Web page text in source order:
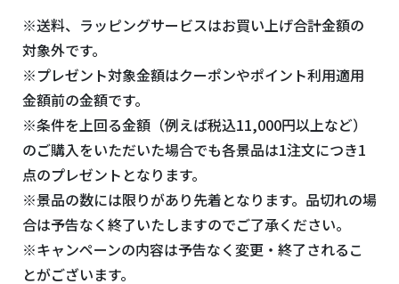
※送料、ラッピングサービスはお買い上げ合計金額の
対象外です。
※プレゼント対象金額はクーポンやポイント利用適用
金額前の金額です。
※条件を上回る金額（例えば税込11,000円以上など）
のご購入をいただいた場合でも各景品は1注文につき1
点のプレゼントとなります。
※景品の数には限りがあり先着となります。品切れの場
合は予告なく終了いたしますのでご了承ください。
※キャンペーンの内容は予告なく変更・終了されるこ
とがございます。